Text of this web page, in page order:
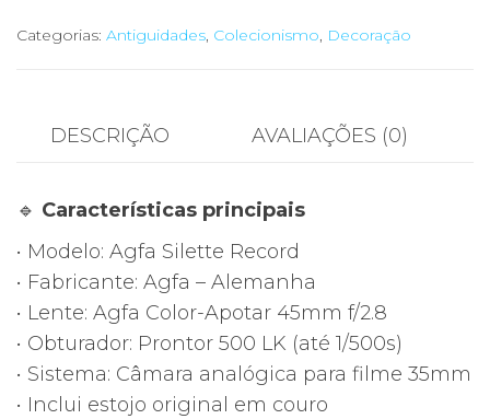
Câmara
Silette
Color-
Apotar
45mm
f/2.8
–
Prontor
500
Categorias: Antiguidades, Colecionismo, Decoração
DESCRIÇÃO AVALIAÇÕES (0)
🔹 Características principais
• Modelo: Agfa Silette Record
• Fabricante: Agfa – Alemanha
• Lente: Agfa Color-Apotar 45mm f/2.8
• Obturador: Prontor 500 LK (até 1/500s)
• Sistema: Câmara analógica para filme 35mm
• Inclui estojo original em couro